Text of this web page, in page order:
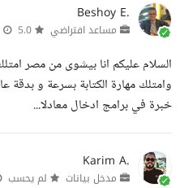
Beshoy E.
مساعد افتراضي
خبرة في برامج ادخال معادلا...
Karim A.
مدخل بيانات لم يحسب